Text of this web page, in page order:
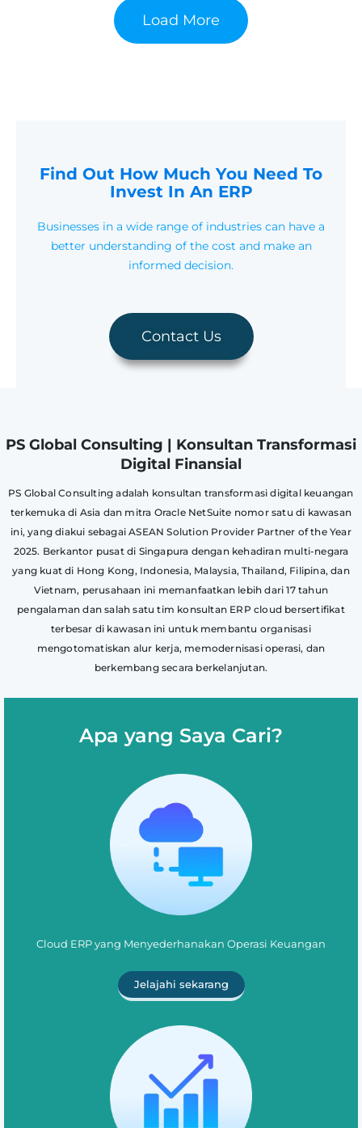
Load More
Find Out How Much You Need To
Invest In An ERP
Businesses in a wide range of industries can have a
better understanding of the cost and make an
informed decision.
Contact Us
PS Global Consulting | Konsultan Transformasi
Digital Finansial
PS Global Consulting adalah konsultan transformasi digital keuangan
terkemuka di Asia dan mitra Oracle NetSuite nomor satu di kawasan
ini, yang diakui sebagai ASEAN Solution Provider Partner of the Year
2025. Berkantor pusat di Singapura dengan kehadiran multi-negara
yang kuat di Hong Kong, Indonesia, Malaysia, Thailand, Filipina, dan
Vietnam, perusahaan ini memanfaatkan lebih dari 17 tahun
pengalaman dan salah satu tim konsultan ERP cloud bersertifikat
terbesar di kawasan ini untuk membantu organisasi
mengotomatiskan alur kerja, memodernisasi operasi, dan
berkembang secara berkelanjutan.
Apa yang Saya Cari?
Cloud ERP yang Menyederhanakan Operasi Keuangan
Jelajahi sekarang